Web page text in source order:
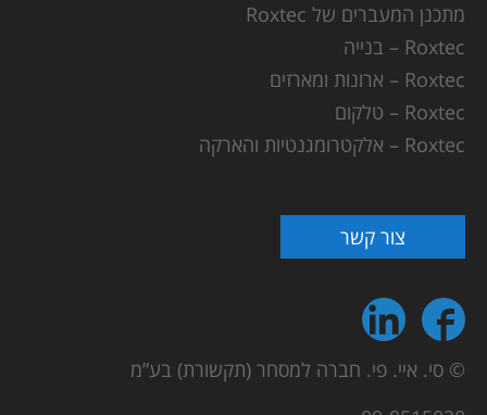
מתכנן המעברים של Roxtec
Roxtec – בנייה
Roxtec – ארונות ומארזים
Roxtec – טלקום
Roxtec – אלקטרומגנטיות והארקה
צור קשר
© סי. איי. פי. חברה למסחר (תקשורת) בע”מ